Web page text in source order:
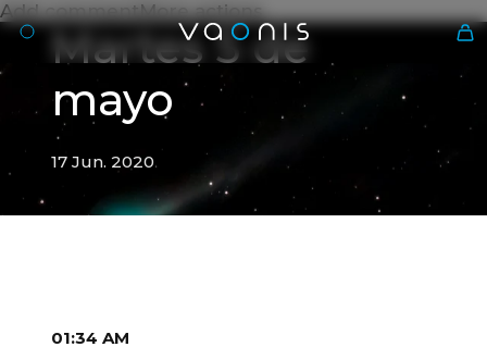
Add commentMore actions
Martes 5 de
mayo
17 Jun. 2020
01:34 AM